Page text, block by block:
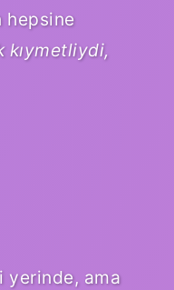
hepsine
kıymetliydi,
yerinde, ama